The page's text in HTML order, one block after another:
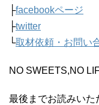
├facebookページ
├twitter
└取材依頼・お問い
NO SWEETS,NO
最後までお読みいた